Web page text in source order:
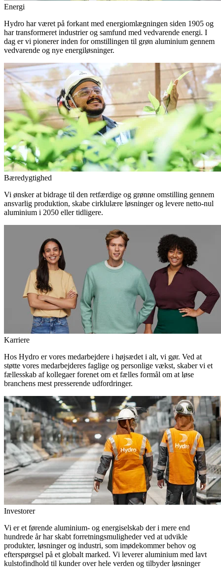
Energi
Hydro har været på forkant med energiomlægningen siden 1905 og
har transformeret industrier og samfund med vedvarende energi. I
dag er vi pionerer inden for omstillingen til grøn aluminium gennem
vedvarende og nye energiløsninger.
Bæredygtighed
Vi ønsker at bidrage til den retfærdige og grønne omstilling gennem
ansvarlig produktion, skabe cirklulære løsninger og levere netto-nul
aluminium i 2050 eller tidligere.
Karriere
Hos Hydro er vores medarbejdere i højsædet i alt, vi gør. Ved at
støtte vores medarbejderes faglige og personlige vækst, skaber vi et
fællesskab af kollegaer forenet om et fælles formål om at løse
branchens mest presserende udfordringer.
Investorer
Vi er et førende aluminium- og energiselskab der i mere end
hundrede år har skabt forretningsmuligheder ved at udvikle
produkter, løsninger og industri, som imødekommer behov og
efterspørgsel på et globalt marked. Vi leverer aluminium med lavt
kulstofindhold til kunder over hele verden og tilbyder løsninger